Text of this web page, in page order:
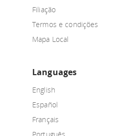
Filiação
Termos e condições
Mapa Local
Languages
English
Español
Français